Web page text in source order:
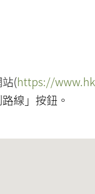
(https://
線」按鈕。